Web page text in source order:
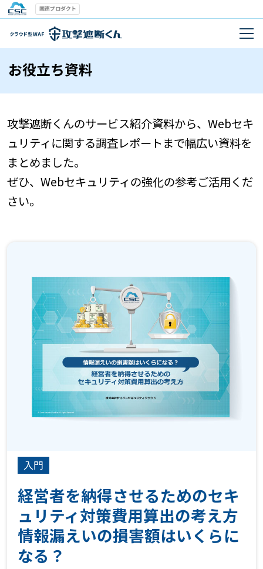
関連プロダクト
お役立ち資料
攻撃遮断くんのサービス紹介資料から、Webセキ
ュリティに関する調査レポートまで幅広い資料を
まとめました。
ぜひ、Webセキュリティの強化の参考ご活用くだ
さい。
入門
経営者を納得させるためのセキ
ュリティ対策費用算出の考え方
情報漏えいの損害額はいくらに
なる？